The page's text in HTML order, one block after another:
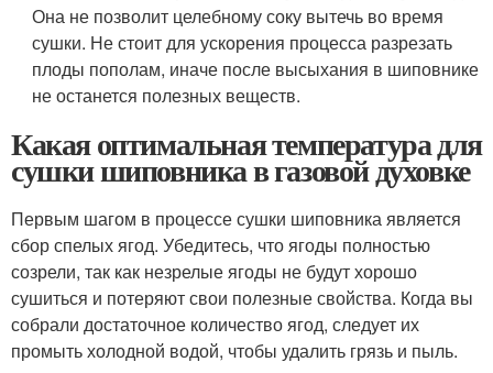
Она не позволит целебному соку вытечь во время
сушки. Не стоит для ускорения процесса разрезать
плоды пополам, иначе после высыхания в шиповнике
не останется полезных веществ.
Какая оптимальная температура для
сушки шиповника в газовой духовке
Первым шагом в процессе сушки шиповника является
сбор спелых ягод. Убедитесь, что ягоды полностью
созрели, так как незрелые ягоды не будут хорошо
сушиться и потеряют свои полезные свойства. Когда вы
собрали достаточное количество ягод, следует их
промыть холодной водой, чтобы удалить грязь и пыль.